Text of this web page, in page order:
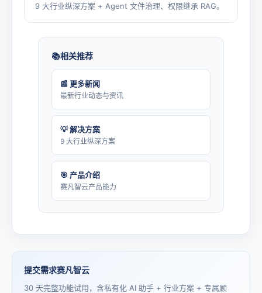
9 大行业纵深方案 + Agent 文件治理、权限继承 RAG。
相关推荐
📰 更多新闻
最新行业动态与资讯
💡 解决方案
9 大行业纵深方案
🎯 产品介绍
赛凡智云产品能力
提交需求赛凡智云
30 天完整功能试用，含私有化 AI 助手 + 行业方案 + 专属顾